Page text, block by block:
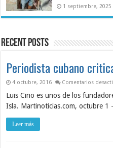
1 septiembre, 2025
Recent Posts
Periodista cubano
4 octubre, 2016 Comentarios
Luis Cino es unos de los
Isla. Martinoticias.com, octubre 1
Leer más